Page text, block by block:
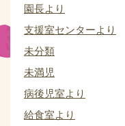
園長より
支援室センターより
未分類
未満児
病後児室より
給食室より